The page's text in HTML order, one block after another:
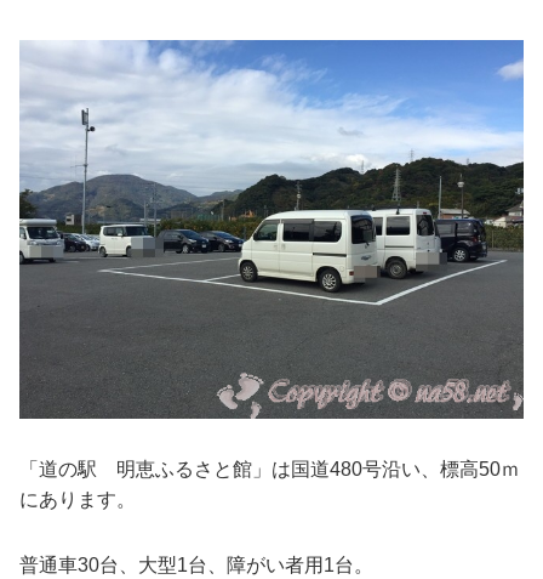
「道の駅 明恵ふるさと館」は国道480号沿い、標高50ｍ
にあります。
普通車30台、大型1台、障がい者用1台。